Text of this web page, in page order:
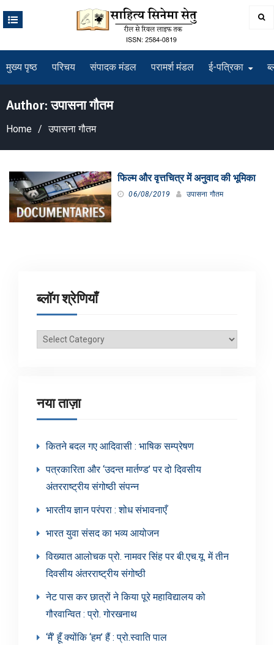
मुख्य पृष्ठ परिचय संपादक मंडल परामर्श मंडल ई-पत्रिका
Author:उपासना गौतम
Home उपासना गौतम
फिल्म और वृत्तचित्र में अनुवाद की भूमिका
06/08/2019 उपासना गौतम
ब्लॉग श्रेणियाँ
ब्लॉग
नया ताज़ा
कितने बदल गए आदिवासी : भाषिक सम्प्रेषण
पत्रकारिता और ‘उदन्त मार्तण्ड’ पर दो दिवसीय
अंतरराष्ट्रीय संगोष्ठी संपन्न
भारतीय ज्ञान परंपरा : शोध संभावनाएँ
भारत युवा संसद का भव्य आयोजन
विख्यात आलोचक प्रो. नामवर सिंह पर बी.एच.यू. में तीन
दिवसीय अंतरराष्ट्रीय संगोष्ठी
नेट पास कर छात्रों ने किया पूरे महाविद्यालय को
गौरवान्वित : प्रो. गोरखनाथ
‘मैं’ हूँ क्योंकि ‘हम’ हैं : प्रो.स्वाति पाल